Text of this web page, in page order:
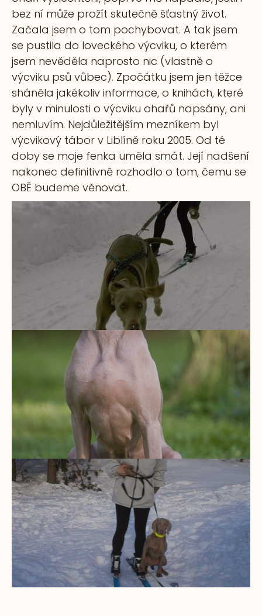
bez ní může prožít skutečně šťastný život.
Začala jsem o tom pochybovat. A tak jsem
se pustila do loveckého výcviku, o kterém
jsem nevěděla naprosto nic (vlastně o
výcviku psů vůbec). Zpočátku jsem jen těžce
sháněla jakékoliv informace, o knihách, které
byly v minulosti o výcviku ohařů napsány, ani
nemluvím. Nejdůležitějším mezníkem byl
výcvikový tábor v Liblíně roku 2005. Od té
doby se moje fenka uměla smát. Její nadšení
nakonec definitivně rozhodlo o tom, čemu se
OBĚ budeme věnovat.